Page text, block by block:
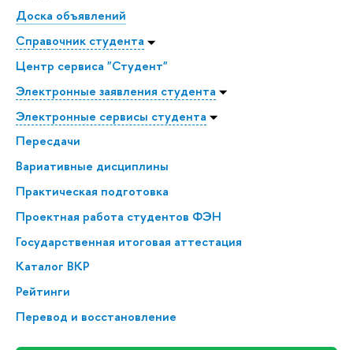
Доска объявлений
Справочник студента
Центр сервиса "Студент"
Электронные заявления студента
Электронные сервисы студента
Пересдачи
Вариативные дисциплины
Практическая подготовка
Проектная работа студентов ФЭН
Государственная итоговая аттестация
Каталог ВКР
Рейтинги
Перевод и восстановление